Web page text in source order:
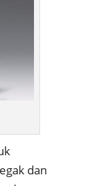
dan